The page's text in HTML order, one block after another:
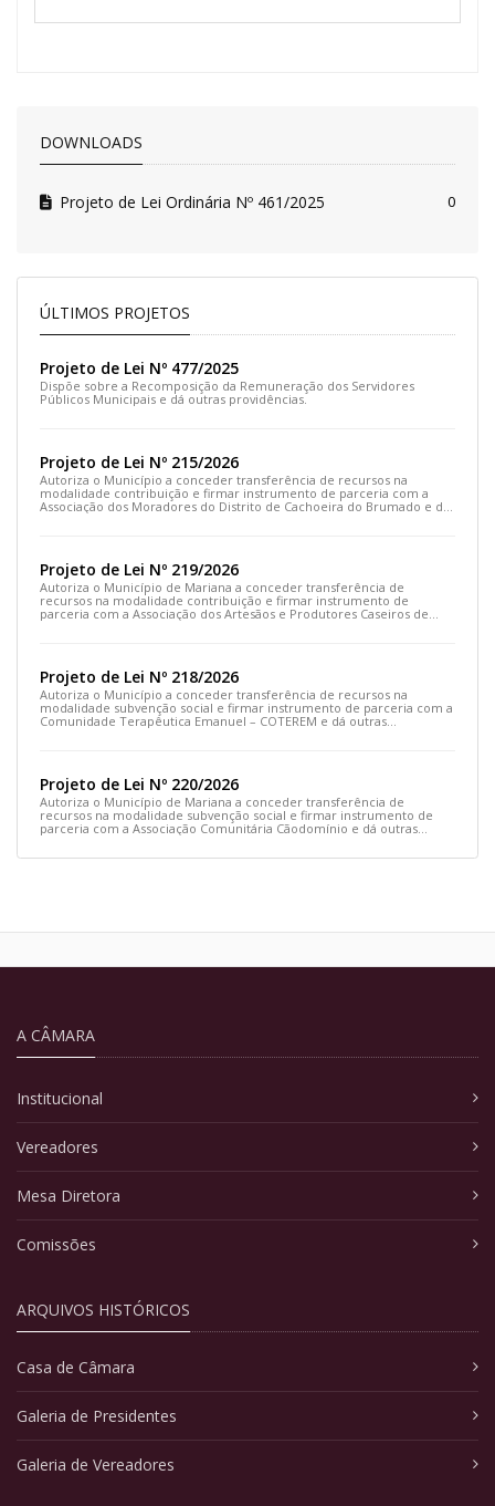
DOWNLOADS
Projeto de Lei Ordinária Nº 461/2025 0
ÚLTIMOS PROJETOS
Projeto de Lei Nº 477/2025
Dispõe sobre a Recomposição da Remuneração dos Servidores
Públicos Municipais e dá outras providências.
Projeto de Lei Nº 215/2026
Autoriza o Município a conceder transferência de recursos na
modalidade contribuição e firmar instrumento de parceria com a
Associação dos Moradores do Distrito de Cachoeira do Brumado e dá
Projeto de Lei Nº 219/2026
Autoriza o Município de Mariana a conceder transferência de
recursos na modalidade contribuição e firmar instrumento de
parceria com a Associação dos Artesãos e Produtores Caseiros de
Projeto de Lei Nº 218/2026
Autoriza o Município a conceder transferência de recursos na
modalidade subvenção social e firmar instrumento de parceria com a
Comunidade Terapêutica Emanuel – COTEREM e dá outras
Projeto de Lei Nº 220/2026
Autoriza o Município de Mariana a conceder transferência de
recursos na modalidade subvenção social e firmar instrumento de
parceria com a Associação Comunitária Cãodomínio e dá outras
A CÂMARA
Institucional
Vereadores
Mesa Diretora
Comissões
ARQUIVOS HISTÓRICOS
Casa de Câmara
Galeria de Presidentes
Galeria de Vereadores